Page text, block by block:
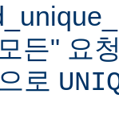
든" 요
로